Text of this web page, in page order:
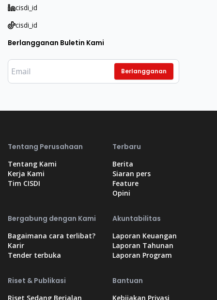
cisdi_id
cisdi_id
Berlangganan Buletin Kami
Berlangganan
Tentang Perusahaan
Tentang Kami
Kerja Kami
Tim CISDI
Terbaru
Berita
Siaran pers
Feature
Opini
Bergabung dengan Kami
Bagaimana cara terlibat?
Karir
Tender terbuka
Akuntabilitas
Laporan Keuangan
Laporan Tahunan
Laporan Program
Riset & Publikasi
Riset Sedang Berjalan
Bantuan
Kebijakan Privasi